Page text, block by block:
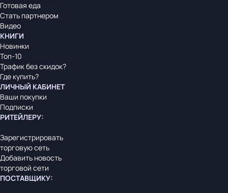
Готовая еда
Стать партнером
Видео
КНИГИ
Новинки
Топ-10
Трафик без скидок?
Где купить?
ЛИЧНЫЙ КАБИНЕТ
Ваши покупки
Подписки
РИТЕЙЛЕРУ:
Зарегистрировать
торговую сеть
Добавить новость
торговой сети
ПОСТАВЩИКУ: